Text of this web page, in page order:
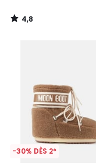
4,8
/
-30% DÈS 2*